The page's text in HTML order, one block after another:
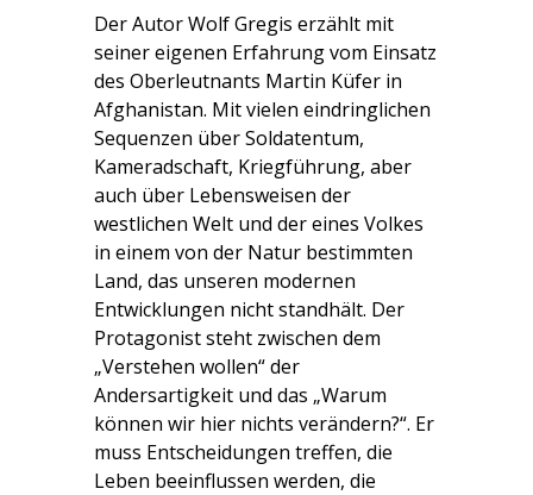
Der Autor Wolf Gregis erzählt mit
seiner eigenen Erfahrung vom Einsatz
des Oberleutnants Martin Küfer in
Afghanistan. Mit vielen eindringlichen
Sequenzen über Soldatentum,
Kameradschaft, Kriegführung, aber
auch über Lebensweisen der
westlichen Welt und der eines Volkes
in einem von der Natur bestimmten
Land, das unseren modernen
Entwicklungen nicht standhält. Der
Protagonist steht zwischen dem
„Verstehen wollen“ der
Andersartigkeit und das „Warum
können wir hier nichts verändern?“. Er
muss Entscheidungen treffen, die
Leben beeinflussen werden, die